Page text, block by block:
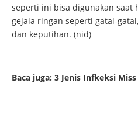
seperti ini bisa digunakan saat
gejala ringan seperti gatal-
dan keputihan. (nid)
Baca juga: 3 Jenis Infkeksi Miss